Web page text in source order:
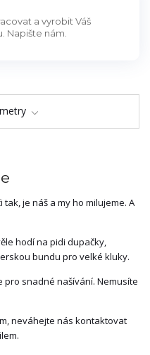
a vyrobit Váš
Napište nám.
je náš a my ho milujeme. A
hodí na pidi dupačky,
bundu pro velké kluky.
snadné našívání. Nemusíte
neváhejte nás kontaktovat